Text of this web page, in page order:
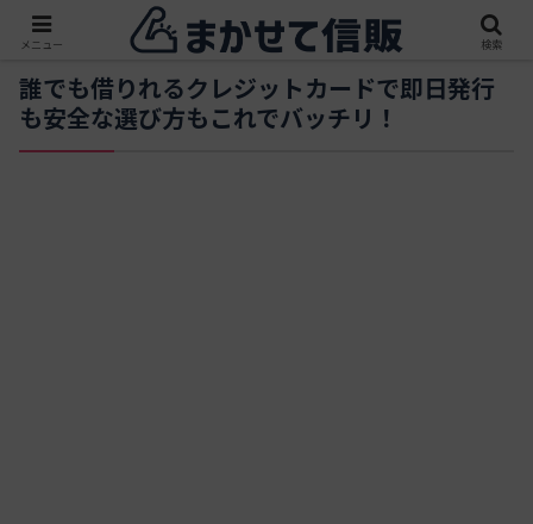
誰でも借りれるクレジットカードで即日発行
も安全な選び方もこれでバッチリ！
メニュー 検索